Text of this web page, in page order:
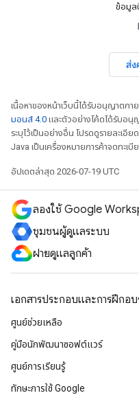
ข้อมูล
ส่ง
เนื้อหาของหน้าเว็บนี้ได้รับอนุญาตภาย
มอนส์ 4.0 และตัวอย่างโค้ดได้รับอนุ
ระบุไว้เป็นอย่างอื่น โปรดดูรายละเอีย
Java เป็นเครื่องหมายการค้าจดทะเ
อัปเดตล่าสุด 2026-07-19 UTC
ลองใช้ Google
ชุมชนผู้ดูแลระบบ
ฝ่ายดูแลลูกค้า
เอกสารประกอบและการฝึกอ
ศูนย์ช่วยเหลือ
คู่มือนักพัฒนาซอฟต์แวร์
ศูนย์การเรียนรู้
ทักษะการใช้ Google